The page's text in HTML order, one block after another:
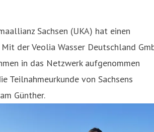
Sachsen (UKA) hat einen
der Veolia Wasser Deutschland
in das Netzwerk aufgenommen
Teilnahmeurkunde von Sachsens
Günther.